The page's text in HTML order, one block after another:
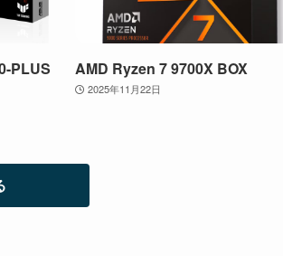
PLUS
AMD Ryzen 7 9700X BOX
2025年11月22日